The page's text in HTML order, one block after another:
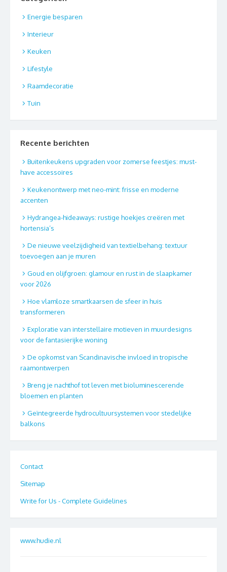
Energie besparen
Interieur
Keuken
Lifestyle
Raamdecoratie
Tuin
Recente berichten
Buitenkeukens upgraden voor zomerse feestjes: must-
have accessoires
Keukenontwerp met neo-mint: frisse en moderne
accenten
Hydrangea-hideaways: rustige hoekjes creëren met
hortensia’s
De nieuwe veelzijdigheid van textielbehang: textuur
toevoegen aan je muren
Goud en olijfgroen: glamour en rust in de slaapkamer
voor 2026
Hoe vlamloze smartkaarsen de sfeer in huis
transformeren
Exploratie van interstellaire motieven in muurdesigns
voor de fantasierijke woning
De opkomst van Scandinavische invloed in tropische
raamontwerpen
Breng je nachthof tot leven met bioluminescerende
bloemen en planten
Geïntegreerde hydrocultuursystemen voor stedelijke
balkons
Contact
Sitemap
Write for Us - Complete Guidelines
www.hudie.nl